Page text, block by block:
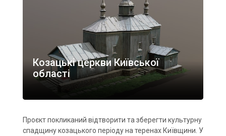
Козацькі церкви Київської
області
Проєкт покликаний відтворити та зберегти культурну
спадщину козацького періоду на теренах Київщини. У